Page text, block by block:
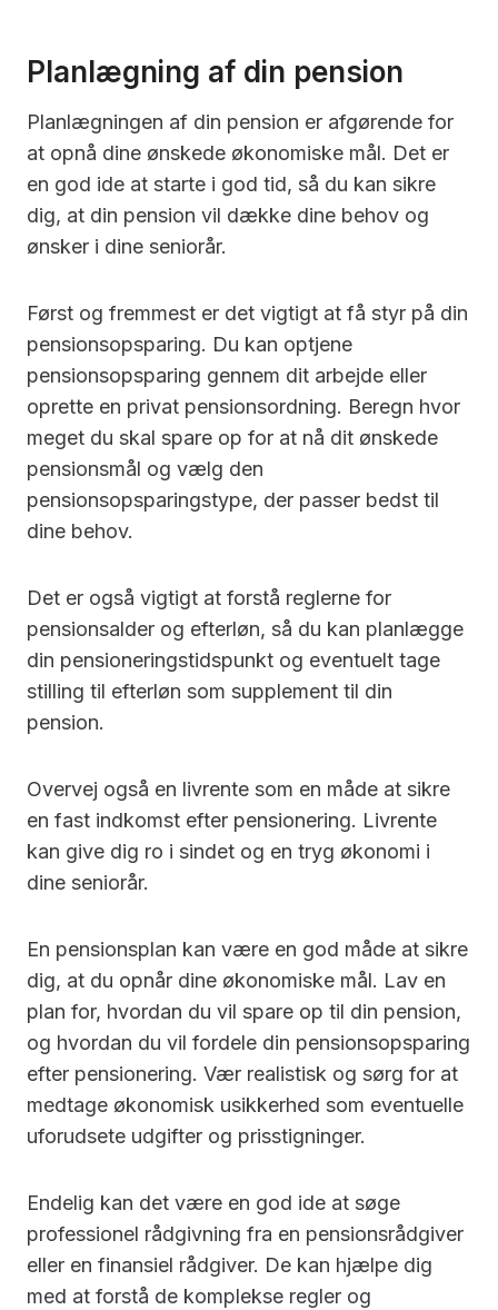
Planlægning af din pension
Planlægningen af din pension er afgørende for
at opnå dine ønskede økonomiske mål. Det er
en god ide at starte i god tid, så du kan sikre
dig, at din pension vil dække dine behov og
ønsker i dine seniorår.
Først og fremmest er det vigtigt at få styr på din
pensionsopsparing. Du kan optjene
pensionsopsparing gennem dit arbejde eller
oprette en privat pensionsordning. Beregn hvor
meget du skal spare op for at nå dit ønskede
pensionsmål og vælg den
pensionsopsparingstype, der passer bedst til
dine behov.
Det er også vigtigt at forstå reglerne for
pensionsalder og efterløn, så du kan planlægge
din pensioneringstidspunkt og eventuelt tage
stilling til efterløn som supplement til din
pension.
Overvej også en livrente som en måde at sikre
en fast indkomst efter pensionering. Livrente
kan give dig ro i sindet og en tryg økonomi i
dine seniorår.
En pensionsplan kan være en god måde at sikre
dig, at du opnår dine økonomiske mål. Lav en
plan for, hvordan du vil spare op til din pension,
og hvordan du vil fordele din pensionsopsparing
efter pensionering. Vær realistisk og sørg for at
medtage økonomisk usikkerhed som eventuelle
uforudsete udgifter og prisstigninger.
Endelig kan det være en god ide at søge
professionel rådgivning fra en pensionsrådgiver
eller en finansiel rådgiver. De kan hjælpe dig
med at forstå de komplekse regler og